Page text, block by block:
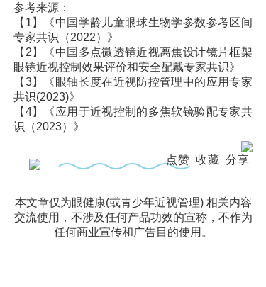
参考来源：
【1】《中国学龄儿童眼球生物学参数参考区间
专家共识（2022）》
【2】《中国多点微透镜近视离焦设计镜片框架
眼镜近视控制效果评价和安全配戴专家共识》
【3】《眼轴长度在近视防控管理中的应用专家
共识(2023)》
【4】《应用于近视控制的多焦软镜验配专家共
识（2023）》
点赞 收藏 分享
本文章仅为眼健康(或青少年近视管理) 相关内容
交流使用，不涉及任何产品功效的宣称，不作为
任何商业宣传和广告目的使用。